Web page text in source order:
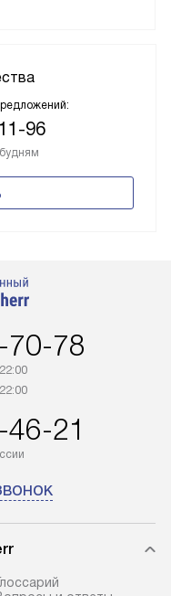
96
70-78
21